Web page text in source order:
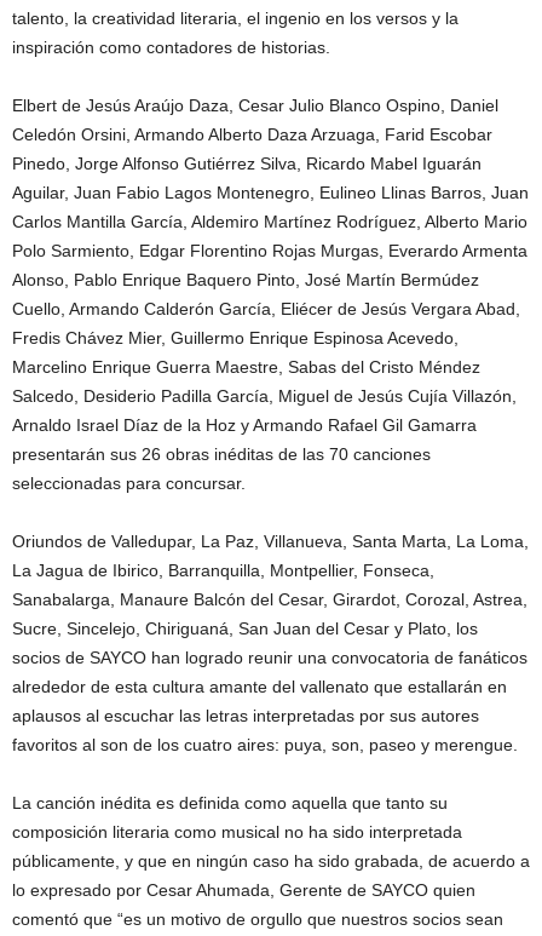
talento, la creatividad literaria, el ingenio en los versos y la
inspiración como contadores de historias.
Elbert de Jesús Araújo Daza, Cesar Julio Blanco Ospino, Daniel
Celedón Orsini, Armando Alberto Daza Arzuaga, Farid Escobar
Pinedo, Jorge Alfonso Gutiérrez Silva, Ricardo Mabel Iguarán
Aguilar, Juan Fabio Lagos Montenegro, Eulineo Llinas Barros, Juan
Carlos Mantilla García, Aldemiro Martínez Rodríguez, Alberto Mario
Polo Sarmiento, Edgar Florentino Rojas Murgas, Everardo Armenta
Alonso, Pablo Enrique Baquero Pinto, José Martín Bermúdez
Cuello, Armando Calderón García, Eliécer de Jesús Vergara Abad,
Fredis Chávez Mier, Guillermo Enrique Espinosa Acevedo,
Marcelino Enrique Guerra Maestre, Sabas del Cristo Méndez
Salcedo, Desiderio Padilla García, Miguel de Jesús Cujía Villazón,
Arnaldo Israel Díaz de la Hoz y Armando Rafael Gil Gamarra
presentarán sus 26 obras inéditas de las 70 canciones
seleccionadas para concursar.
Oriundos de Valledupar, La Paz, Villanueva, Santa Marta, La Loma,
La Jagua de Ibirico, Barranquilla, Montpellier, Fonseca,
Sanabalarga, Manaure Balcón del Cesar, Girardot, Corozal, Astrea,
Sucre, Sincelejo, Chiriguaná, San Juan del Cesar y Plato, los
socios de SAYCO han logrado reunir una convocatoria de fanáticos
alrededor de esta cultura amante del vallenato que estallarán en
aplausos al escuchar las letras interpretadas por sus autores
favoritos al son de los cuatro aires: puya, son, paseo y merengue.
La canción inédita es definida como aquella que tanto su
composición literaria como musical no ha sido interpretada
públicamente, y que en ningún caso ha sido grabada, de acuerdo a
lo expresado por Cesar Ahumada, Gerente de SAYCO quien
comentó que “es un motivo de orgullo que nuestros socios sean